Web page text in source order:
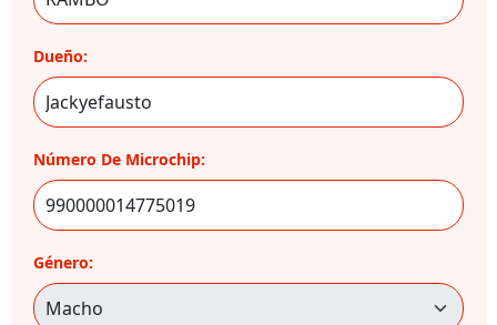
Dueño:
Número De Microchip:
Género: